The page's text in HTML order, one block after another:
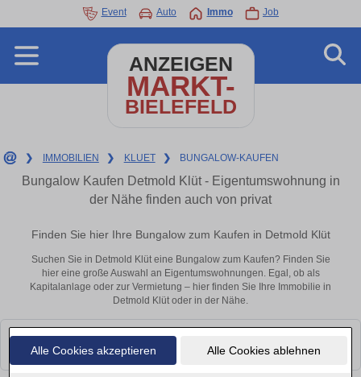
Alle Cookies akzeptieren Alle Cookies ablehnen
Event Auto Immo Job
ANZEIGEN
MARKT-
BIELEFELD
❯ IMMOBILIEN ❯ KLUET ❯ BUNGALOW-KAUFEN
Bungalow Kaufen Detmold Klüt - Eigentumswohnung in
der Nähe finden auch von privat
Finden Sie hier Ihre Bungalow zum Kaufen in Detmold Klüt
Suchen Sie in Detmold Klüt eine Bungalow zum Kaufen? Finden Sie
hier eine große Auswahl an Eigentumswohnungen. Egal, ob als
Kapitalanlage oder zur Vermietung – hier finden Sie Ihre Immobilie in
Detmold Klüt oder in der Nähe.
Leider konnten wir derzeit keine passenden Objekte finden. Schauen Sie
bald wieder vorbei!